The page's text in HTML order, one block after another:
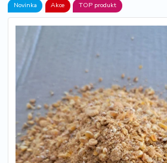
Novinka Akce TOP produkt